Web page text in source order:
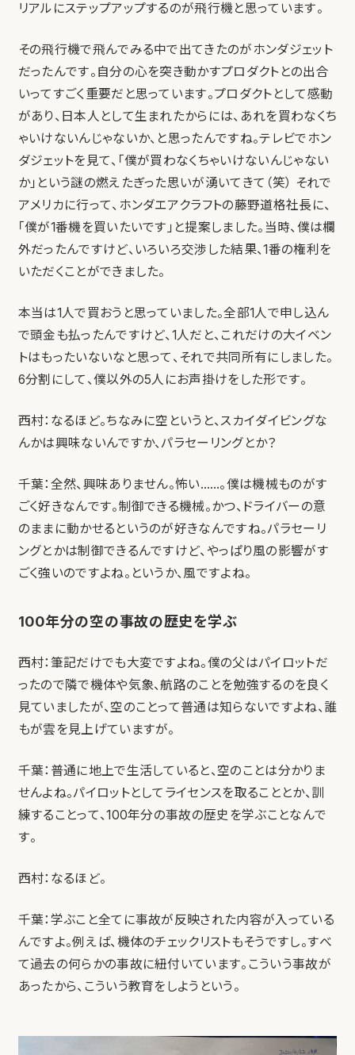
リアルにステップアップするのが飛行機と思っています。
その飛行機で飛んでみる中で出てきたのがホンダジェット
だったんです。自分の心を突き動かすプロダクトとの出合
いってすごく重要だと思っています。プロダクトとして感動
があり、日本人として生まれたからには、あれを買わなくち
ゃいけないんじゃないか、と思ったんですね。テレビでホン
ダジェットを見て、「僕が買わなくちゃいけないんじゃない
か」という謎の燃えたぎった思いが湧いてきて（笑） それで
アメリカに行って、ホンダエアクラフトの藤野道格社長に、
「僕が1番機を買いたいです」と提案しました。当時、僕は欄
外だったんですけど、いろいろ交渉した結果、1番の権利を
いただくことができました。
本当は1人で買おうと思っていました。全部1人で申し込ん
で頭金も払ったんですけど、1人だと、これだけの大イベン
トはもったいないなと思って、それで共同所有にしました。
6分割にして、僕以外の5人にお声掛けをした形です。
西村：なるほど。ちなみに空というと、スカイダイビングな
んかは興味ないんですか、パラセーリングとか？
千葉：全然、興味ありません。怖い……。僕は機械ものがす
ごく好きなんです。制御できる機械。かつ、ドライバーの意
のままに動かせるというのが好きなんですね。パラセーリ
ングとかは制御できるんですけど、やっぱり風の影響がす
ごく強いのですよね。というか、風ですよね。
100年分の空の事故の歴史を学ぶ
西村：筆記だけでも大変ですよね。僕の父はパイロットだ
ったので隣で機体や気象、航路のことを勉強するのを良く
見ていましたが、空のことって普通は知らないですよね、誰
もが雲を見上げていますが。
千葉：普通に地上で生活していると、空のことは分かりま
せんよね。パイロットとしてライセンスを取ることとか、訓
練することって、100年分の事故の歴史を学ぶことなんで
す。
西村：なるほど。
千葉：学ぶこと全てに事故が反映された内容が入っている
んですよ。例えば、機体のチェックリストもそうですし。すべ
て過去の何らかの事故に紐付いています。こういう事故が
あったから、こういう教育をしようという。